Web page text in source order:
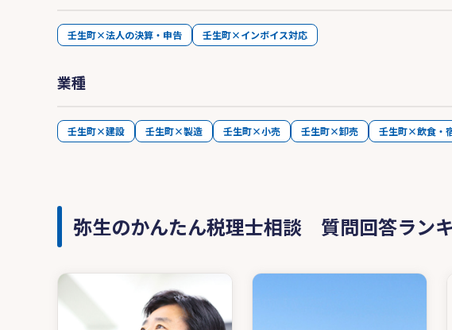
壬生町×法人の決算・申告 壬生町×インボイス対応
業種
壬生町×建設 壬生町×製造 壬生町×小売 壬生町×卸売 壬生町×飲食・
弥生のかんたん税理士相談 質問回答ランキ